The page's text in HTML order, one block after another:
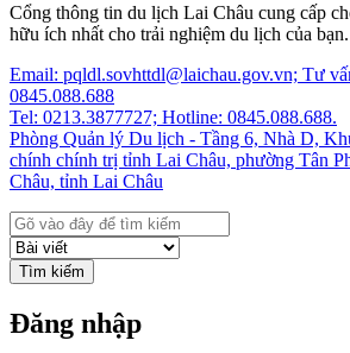
Cổng thông tin du lịch Lai Châu cung cấp
hữu ích nhất cho trải nghiệm du lịch của bạn.
Email: pqldl.sovhttdl@laichau.gov.vn; Tư
0845.088.688
Tel: 0213.3877727; Hotline: 0845.088.688.
Phòng Quản lý Du lịch - Tầng 6, Nhà D,
chính chính trị tỉnh Lai Châu, phường Tân
Châu, tỉnh Lai Châu
Tìm kiếm
Đăng nhập